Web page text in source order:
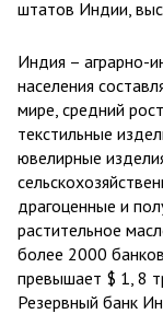
штатов Индии,
Индия – аграрно-
населения
мире, средний
текстильные
ювелирные
драгоценные и
растительное
более 2000
превышает $ 1, 8
Резервный банк